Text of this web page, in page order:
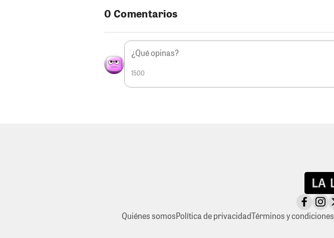
0 Comentarios
1500
Quiénes somosPolítica de privacidadTérminos y condiciones